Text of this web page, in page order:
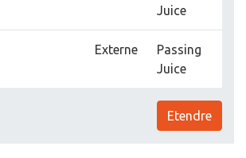
Juice
Externe
Passing
Juice
Etendre